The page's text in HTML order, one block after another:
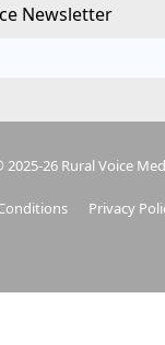
Newsletter
26 Rural Voice
Privacy